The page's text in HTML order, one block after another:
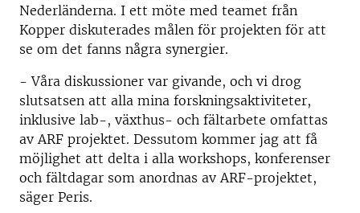
Nederländerna. I ett möte med teamet från
Kopper diskuterades målen för projekten för att
se om det fanns några synergier.
- Våra diskussioner var givande, och vi drog
slutsatsen att alla mina forskningsaktiviteter,
inklusive lab-, växthus- och fältarbete omfattas
av ARF projektet. Dessutom kommer jag att få
möjlighet att delta i alla workshops, konferenser
och fältdagar som anordnas av ARF-projektet,
säger Peris.